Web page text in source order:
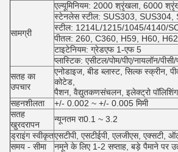
सामग्री
एल्यूमिनियम: 2000 श्रृंखला, 6000
स्टेनलेस स्टील: SUS303,
स्टील: 1214L/1215/1045/4140/
पीतल: 260, C360, H59, H60,
टाइटेनियम: ग्रेडएफ 1-एफ 5
प्लास्टिक: एसीटल/पोम/पीए/नायलॉन/
सतह का
उपचार
एनोडाइज, बीड ब्लास्ट, सिल्क स्क्रीन,
कोटेड,
पैशन, वैद्युतकणसंचलन, इलेक्ट्रो
सहनशीलता
+/- 0.002 ~ +/- 0.005 मिमी
सतह
खुरदरापन
न्यूनतम रा0.1 ~ 3.2
ड्राइंग स्वीकृतएसटीपी, एसटीईपी, एलजीएस, एक्सटी,
समय - सीमा
नमूने के लिए 1-2 सप्ताह, बड़े पैमाने पर